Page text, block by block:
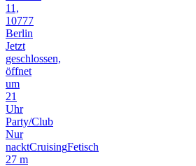
11,
10777
Berlin
Jetzt
geschlossen,
öffnet
um
21
Uhr
Party/Club
Nur
nacktCruisingFetisch
27 m